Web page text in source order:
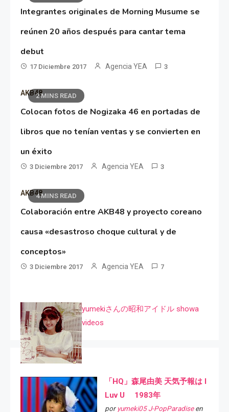
Integrantes originales de Morning Musume se
reúnen 20 años después para cantar tema
debut
17 Diciembre 2017 Agencia YEA 3
2 MINS READ
AKB48
Colocan fotos de Nogizaka 46 en portadas de
libros que no tenían ventas y se convierten en
un éxito
3 Diciembre 2017 Agencia YEA 3
4 MINS READ
AKB48
Colaboración entre AKB48 y proyecto coreano
causa «desastroso choque cultural y de
conceptos»
3 Diciembre 2017 Agencia YEA 7
yumekiさんの昭和アイドル showa
videos
「HQ」森尾由美 天気予報は I
Luv U 1983年
por yumeki05 J-PopParadiseen